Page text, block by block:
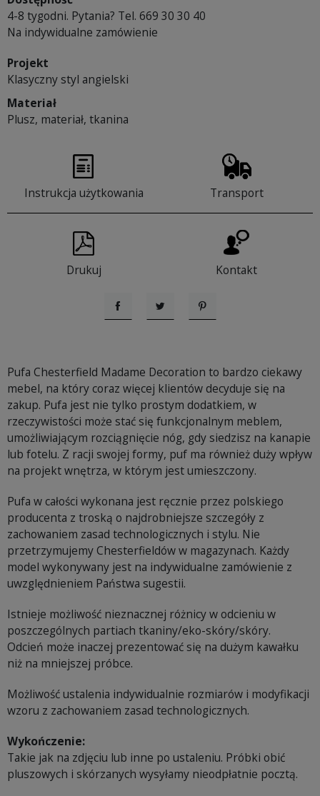
4-8 tygodni. Pytania? Tel. 669 30 30 40
Na indywidualne zamówienie
Projekt
Klasyczny styl angielski
Materiał
Plusz, materiał, tkanina
Instrukcja użytkowania Transport
Drukuj Kontakt
UdostępnijTweetujPinterest
Pufa Chesterfield Madame Decoration to bardzo ciekawy
mebel, na który coraz więcej klientów decyduje się na
zakup. Pufa jest nie tylko prostym dodatkiem, w
rzeczywistości może stać się funkcjonalnym meblem,
umożliwiającym rozciągnięcie nóg, gdy siedzisz na kanapie
lub fotelu. Z racji swojej formy, puf ma również duży wpływ
na projekt wnętrza, w którym jest umieszczony.
Pufa w całości wykonana jest ręcznie przez polskiego
producenta z troską o najdrobniejsze szczegóły z
zachowaniem zasad technologicznych i stylu. Nie
przetrzymujemy Chesterfieldów w magazynach. Każdy
model wykonywany jest na indywidualne zamówienie z
uwzględnieniem Państwa sugestii.
Istnieje możliwość nieznacznej różnicy w odcieniu w
poszczególnych partiach tkaniny/eko-skóry/skóry.
Odcień może inaczej prezentować się na dużym kawałku
niż na mniejszej próbce.
Możliwość ustalenia indywidualnie rozmiarów i modyfikacji
wzoru z zachowaniem zasad technologicznych.
Wykończenie:
Takie jak na zdjęciu lub inne po ustaleniu. Próbki obić
pluszowych i skórzanych wysyłamy nieodpłatnie pocztą.